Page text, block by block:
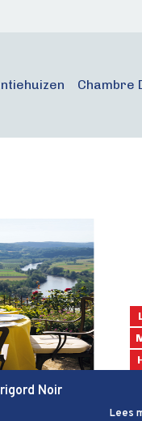
Chambre
Noir
Lees